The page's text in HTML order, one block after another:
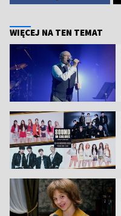
WIĘCEJ NA TEN TEMAT